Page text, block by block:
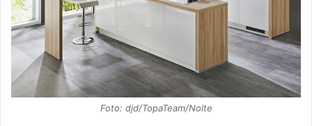
Foto: djd/TopaTeam/Nolte